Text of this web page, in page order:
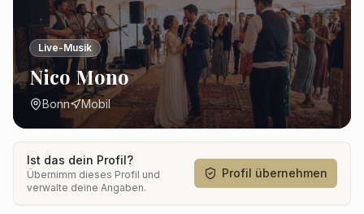
Live-Musik
Nico Mono
Bonn Mobil
Ist das dein Profil?
Übernimm dieses Profil und
verwalte deine Angaben.
Profil übernehmen